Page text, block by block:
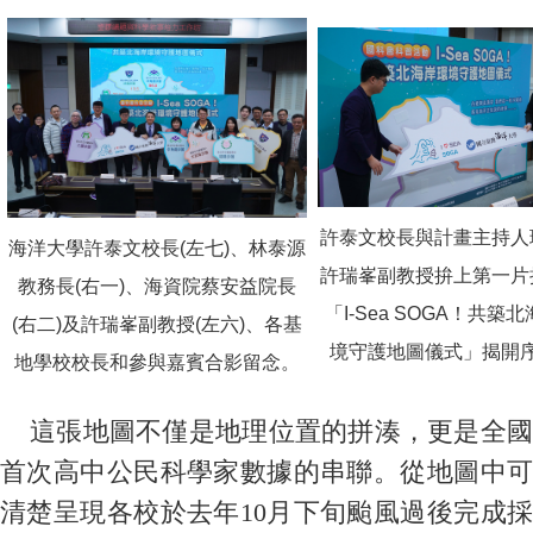
海洋大學許泰文校長(左七)、林泰源
教務長(右一)、海資院蔡安益院長
(右二)及許瑞峯副教授(左六)、各基
地學校校長和參與嘉賓合影留念。
許泰文校長與計畫主持
許瑞峯副教授拚上第一
「I-Sea SOGA！共築北
境守護地圖儀式」揭開
這張地圖不僅是地理位置的拼湊，更是全國
首次高中公民科學家數據的串聯。從地圖中可
清楚呈現各校於去年10月下旬颱風過後完成採